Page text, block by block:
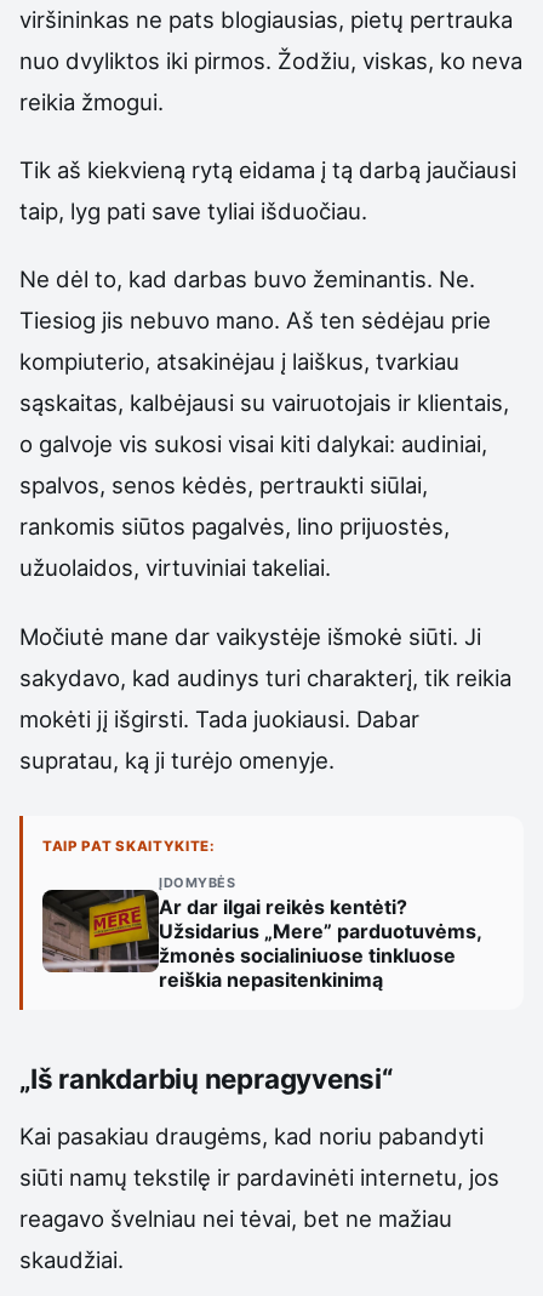
viršininkas ne pats blogiausias, pietų pertrauka
nuo dvyliktos iki pirmos. Žodžiu, viskas, ko neva
reikia žmogui.
Tik aš kiekvieną rytą eidama į tą darbą jaučiausi
taip, lyg pati save tyliai išduočiau.
Ne dėl to, kad darbas buvo žeminantis. Ne.
Tiesiog jis nebuvo mano. Aš ten sėdėjau prie
kompiuterio, atsakinėjau į laiškus, tvarkiau
sąskaitas, kalbėjausi su vairuotojais ir klientais,
o galvoje vis sukosi visai kiti dalykai: audiniai,
spalvos, senos kėdės, pertraukti siūlai,
rankomis siūtos pagalvės, lino prijuostės,
užuolaidos, virtuviniai takeliai.
Močiutė mane dar vaikystėje išmokė siūti. Ji
sakydavo, kad audinys turi charakterį, tik reikia
mokėti jį išgirsti. Tada juokiausi. Dabar
supratau, ką ji turėjo omenyje.
TAIP PAT SKAITYKITE:
ĮDOMYBĖS
Ar dar ilgai reikės kentėti?
Užsidarius „Mere” parduotuvėms,
žmonės socialiniuose tinkluose
reiškia nepasitenkinimą
„Iš rankdarbių nepragyvensi“
Kai pasakiau draugėms, kad noriu pabandyti
siūti namų tekstilę ir pardavinėti internetu, jos
reagavo švelniau nei tėvai, bet ne mažiau
skaudžiai.